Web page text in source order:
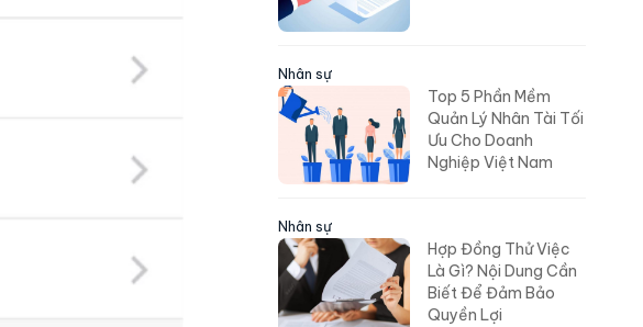
Nhân sự
Top 5 Phần Mềm
Quản Lý Nhân Tài Tối
Ưu Cho Doanh
Nghiệp Việt Nam
Nhân sự
Hợp Đồng Thử Việc
Là Gì? Nội Dung Cần
Biết Để Đảm Bảo
Quyền Lợi